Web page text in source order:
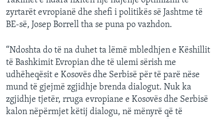
zyrtarët evropianë dhe shefi i politikës së Jashtme të
BE-së, Josep Borrell tha se puna po vazhdon.
“Ndoshta do të na duhet ta lëmë mbledhjen e Këshillit
të Bashkimit Evropian dhe të ulemi sërish me
udhëheqësit e Kosovës dhe Serbisë për të parë nëse
mund të gjejmë zgjidhje brenda dialogut. Nuk ka
zgjidhje tjetër, rruga evropiane e Kosovës dhe Serbisë
kalon nëpërmjet këtij dialogu, në mënyrë që të